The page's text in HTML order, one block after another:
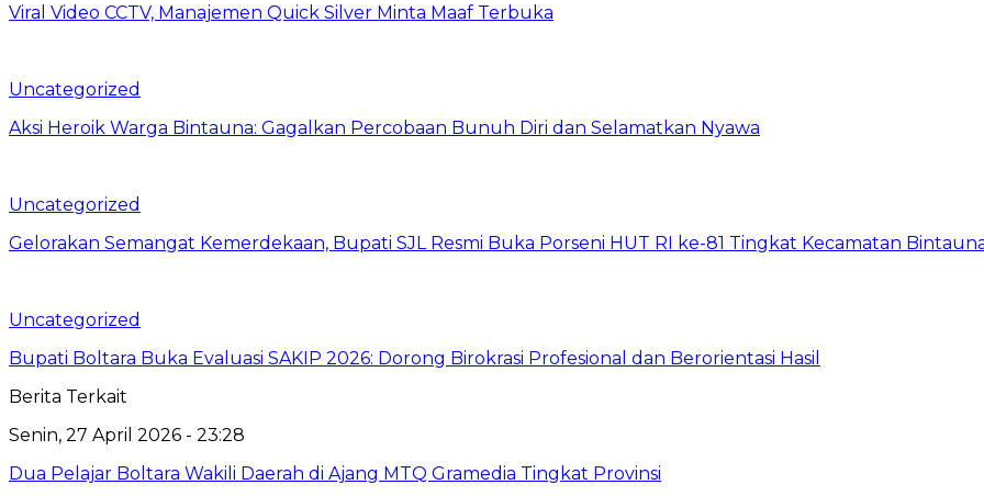
Viral Video CCTV, Manajemen Quick Silver Minta Maaf Terbuka
Uncategorized
Aksi Heroik Warga Bintauna: Gagalkan Percobaan Bunuh Diri dan Selamatkan Nyawa
Uncategorized
Gelorakan Semangat Kemerdekaan, Bupati SJL Resmi Buka Porseni HUT RI ke-81 Tingkat Kecamatan
Uncategorized
Bupati Boltara Buka Evaluasi SAKIP 2026: Dorong Birokrasi Profesional dan Berorientasi Hasil
Berita Terkait
Senin, 27 April 2026 - 23:28
Dua Pelajar Boltara Wakili Daerah di Ajang MTQ Gramedia Tingkat Provinsi